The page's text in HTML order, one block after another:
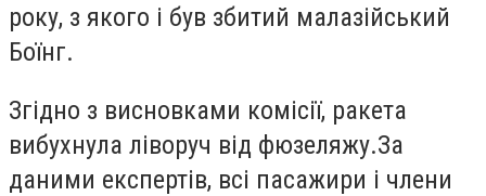
року, з якого і був збитий малазійський
Боїнг.
Згідно з висновками комісії, ракета
вибухнула ліворуч від фюзеляжу.За
даними експертів, всі пасажири і члени